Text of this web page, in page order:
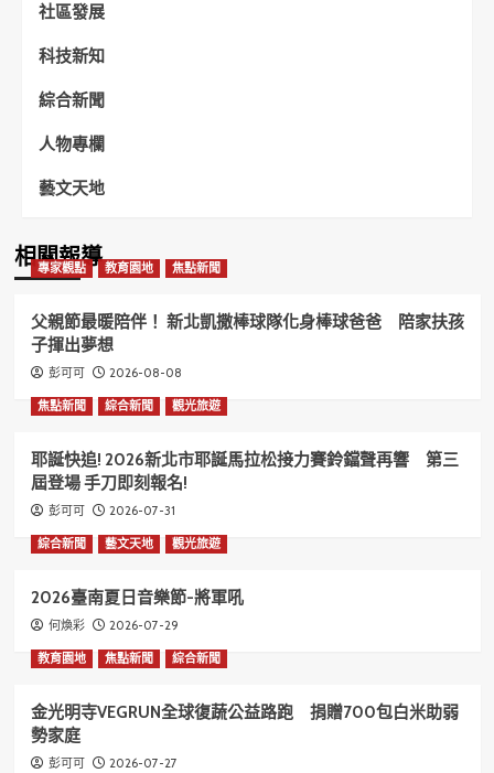
社區發展
科技新知
綜合新聞
人物專欄
藝文天地
相關報導
專家觀點 教育園地 焦點新聞
父親節最暖陪伴！ 新北凱撒棒球隊化身棒球爸爸 陪家扶孩
子揮出夢想
彭可可 2026-08-08
焦點新聞 綜合新聞 觀光旅遊
耶誕快追! 2026新北市耶誕馬拉松接力賽鈴鐺聲再響 第三
屆登場 手刀即刻報名!
彭可可 2026-07-31
綜合新聞 藝文天地 觀光旅遊
2026臺南夏日音樂節-將軍吼
何煥彩 2026-07-29
教育園地 焦點新聞 綜合新聞
金光明寺VEGRUN全球復蔬公益路跑 捐贈700包白米助弱
勢家庭
彭可可 2026-07-27